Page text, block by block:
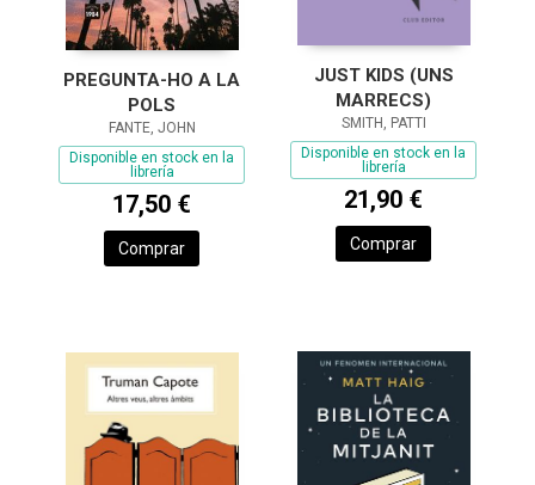
PREGUNTA-HO A LA
POLS
FANTE, JOHN
Disponible en stock en la
librería
17,50 €
Comprar
JUST KIDS (UNS
MARRECS)
SMITH, PATTI
Disponible en stock en la
librería
21,90 €
Comprar